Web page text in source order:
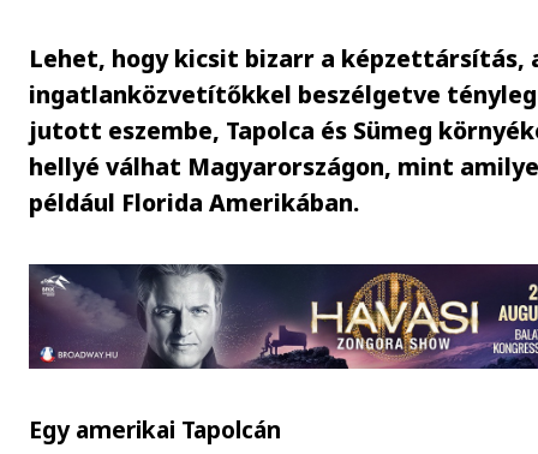
Lehet, hogy kicsit bizarr a képzettársítás,
ingatlanközvetítőkkel beszélgetve
jutott eszembe, Tapolca és Sümeg
hellyé válhat Magyarországon, mint
például Florida Amerikában.
Egy amerikai Tapolcán